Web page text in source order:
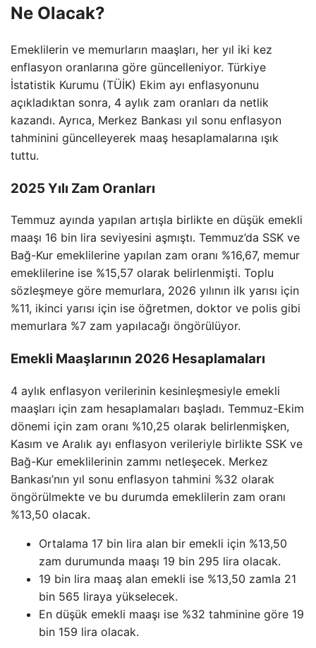
Ne Olacak?
Emeklilerin ve memurların maaşları, her yıl iki kez
enflasyon oranlarına göre güncelleniyor. Türkiye
İstatistik Kurumu (TÜİK) Ekim ayı enflasyonunu
açıkladıktan sonra, 4 aylık zam oranları da netlik
kazandı. Ayrıca, Merkez Bankası yıl sonu enflasyon
tahminini güncelleyerek maaş hesaplamalarına ışık
tuttu.
2025 Yılı Zam Oranları
Temmuz ayında yapılan artışla birlikte en düşük emekli
maaşı 16 bin lira seviyesini aşmıştı. Temmuz’da SSK ve
Bağ-Kur emeklilerine yapılan zam oranı %16,67, memur
emeklilerine ise %15,57 olarak belirlenmişti. Toplu
sözleşmeye göre memurlara, 2026 yılının ilk yarısı için
%11, ikinci yarısı için ise öğretmen, doktor ve polis gibi
memurlara %7 zam yapılacağı öngörülüyor.
Emekli Maaşlarının 2026 Hesaplamaları
4 aylık enflasyon verilerinin kesinleşmesiyle emekli
maaşları için zam hesaplamaları başladı. Temmuz-Ekim
dönemi için zam oranı %10,25 olarak belirlenmişken,
Kasım ve Aralık ayı enflasyon verileriyle birlikte SSK ve
Bağ-Kur emeklilerinin zammı netleşecek. Merkez
Bankası’nın yıl sonu enflasyon tahmini %32 olarak
öngörülmekte ve bu durumda emeklilerin zam oranı
%13,50 olacak.
Ortalama 17 bin lira alan bir emekli için %13,50
zam durumunda maaşı 19 bin 295 lira olacak.
19 bin lira maaş alan emekli ise %13,50 zamla 21
bin 565 liraya yükselecek.
En düşük emekli maaşı ise %32 tahminine göre 19
bin 159 lira olacak.